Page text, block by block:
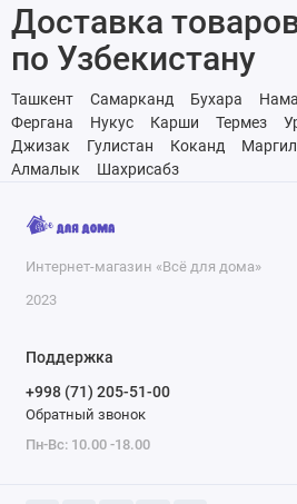
Доставка
по Узбекистану
Ташкент Самарканд Бухара
Фергана
Нукус Карши Термез
Джизак
Гулистан Коканд
Алмалык
Шахрисабз
Интернет-магазин «Всё для дома»
2023
Поддержка
+998 (71) 205-51-00
Обратный звонок
Пн-Вс: 10.00 -18.00